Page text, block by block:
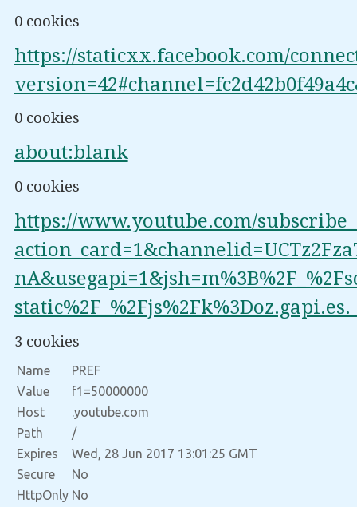
0 cookies
https://staticxx.facebook.com/
0 cookies
about:blank
0 cookies
https://www.youtube.com/
3 cookies
Name
PREF
Value
f1=50000000
Host
.youtube.com
Path
/
Expires
Wed, 28 Jun 2017 13:01:25 GMT
Secure
No
HttpOnly No